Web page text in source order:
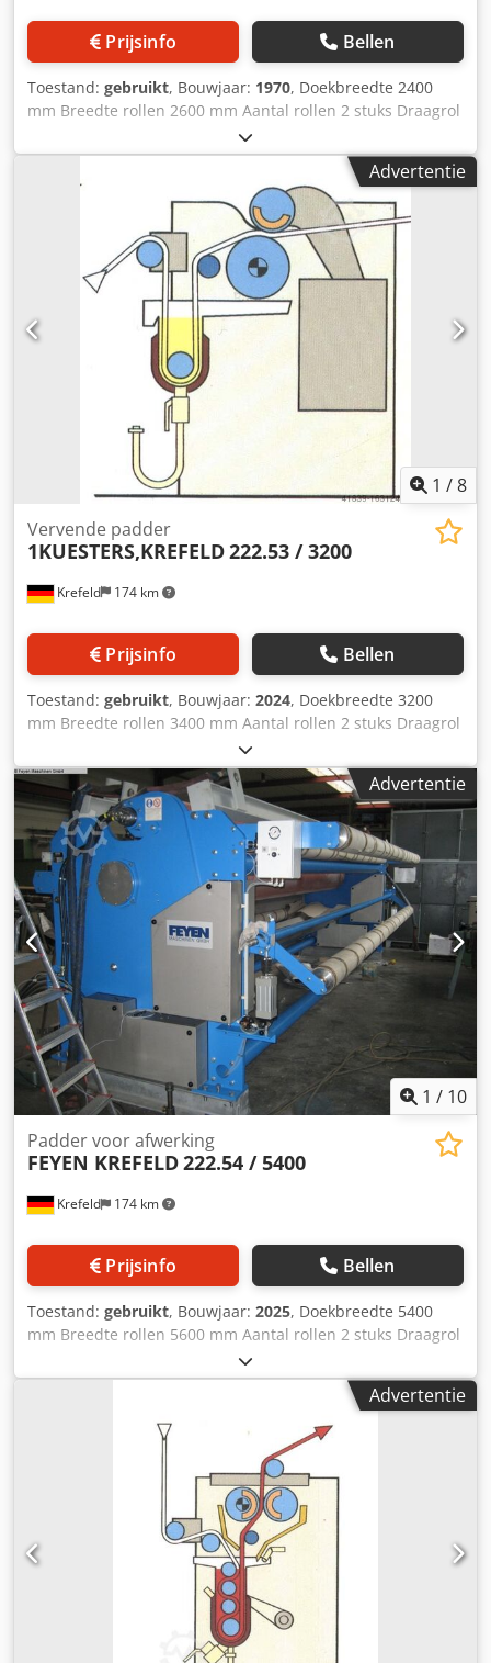
Prijsinfo Bellen
Toestand: gebruikt, Bouwjaar: 1970, Doekbreedte 2400
mm Breedte rollen 2600 mm Aantal rollen 2 stuks Draagrol
- diameter 295 mm Dcsdpfxstv Ibqs Ah Dsk Rollenhoes -
zacht rubber 75 graden shore S-rol - diameter 220 mm
Bekleding rol - hard rubber 100 graden shore Lijndruk 50
N / mm Totale druk 13 ton Stofgeleider voor geweven stof
Spreider, geleiderol Aandrijfzijde volgens bestelling
Bedieningszijde volgens bestelling Diameter aandrijfpen
80 mm Hydraulische console voor gezamenlijke druk 2-
walsen krachtige perseenheid met 1 "zwevende rol" (S-rol),
Machine is volledig gereviseerd voor levering, we leveren
met garantie. (Foto's tonen vergelijkbare machines na
revisie, in afleveringsconditie) zonder aandrijving, nieuwe
frequentieregelaar voor montage in bestaand systeem kan
Advertentie
1 /8
Krefeld 174 km
Vervende padder
1KUESTERS,KREFELD222.53 / 3200
Prijsinfo Bellen
Toestand: gebruikt, Bouwjaar: 2024, Doekbreedte 3200
mm Breedte rollen 3400 mm Aantal rollen 2 stuks Draagrol
- diameter 340 mm Rollenhoes - zacht rubber 75 graden
shore S-rol - diameter 290 mm Rollenhoes - zacht rubber
75 graden shore Lijndruk 50 N / mm Totale druk 16 ton
Stofgeleider voor geweven stof Strooier, geleiderol
Aandrijfzijde na bestelling Bedieningszijde na bestelling
Diameter aandrijftap 80 mm Benodigd vermogen bij 80
m/min = 11 kW Hydraulische console voor afzonderlijk
persen in roestvrij staal Dsdpfx Aotv If Aeh Deck compleet
nieuwe machine (foto's tonen gelijkaardige machine zoals
geleverd) leveringstoestand) Nieuwe aandrijving als
afzonderlijke machine of voor opvolgend gebruik kan extra
worden gemaakt.
Advertentie
1 / 10
Krefeld 174 km
Padder voor afwerking
FEYEN KREFELD222.54 / 5400
Prijsinfo Bellen
Toestand: gebruikt, Bouwjaar: 2025, Doekbreedte 5400
mm Breedte rollen 5600 mm Aantal rollen 2 stuks Draagrol
- diameter 490 mm Rollenhoes - zacht rubber 75 graden
shore S-rol - diameter 340 mm Rollenhoes - zacht rubber
75 graden shore Lijndruk 35 N / mm Totale druk 19 ton
Stofgeleiding brede houder, 1 geleiderol Vlootbekken met
geleiderol kan omhoog + omlaag Aandrijfzijde volgens
bestelling Bedieningszijde volgens bestelling
Zwenkrolbediening (compensator) pneum. Ontlasting
Diameter aandrijftap 70 mm Benodigd vermogen 30 m/min
= 10 kW Hydraulische console voor voegdruk van roestvrij
staal Dcsdpfx Ahou Rt R Ns Dsk 2-rollen padder met
draagrol en zweefrol, Küsters-systeem, extra nieuwe
frequentieaandrijving om de machine in een systeem in te
bouwen is mogelijk. Foto's tonen vergelijkbare machines in
leveringstoestand Garantie: 12 maanden Deze machine
Advertentie